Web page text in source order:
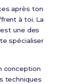
après ton
à toi. La
une des
spécialiser
conception
techniques